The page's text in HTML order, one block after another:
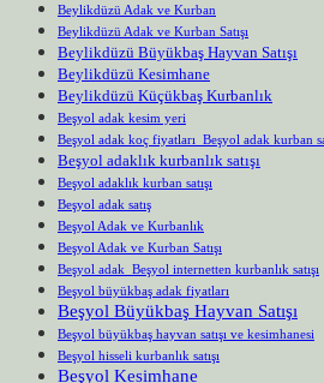
Beylikdüzü Adak ve Kurban
Beylikdüzü Adak ve Kurban Satışı
Beylikdüzü Büyükbaş Hayvan Satışı
Beylikdüzü Kesimhane
Beylikdüzü Küçükbaş Kurbanlık
Beşyol adak kesim yeri
Beşyol adak koç fiyatları Beşyol adak kurban
Beşyol adaklık kurbanlık satışı
Beşyol adaklık kurban satışı
Beşyol adak satış
Beşyol Adak ve Kurbanlık
Beşyol Adak ve Kurban Satışı
Beşyol adak Beşyol internetten kurbanlık satışı
Beşyol büyükbaş adak fiyatları
Beşyol Büyükbaş Hayvan Satışı
Beşyol büyükbaş hayvan satışı ve kesimhanesi
Beşyol hisseli kurbanlık satışı
Beşyol Kesimhane